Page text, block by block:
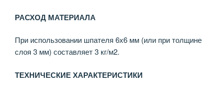
РАСХОД МАТЕРИАЛА
При использовании шпателя 6х6 мм (или при толщине
слоя 3 мм) составляет 3 кг/м2.
ТЕХНИЧЕСКИЕ ХАРАКТЕРИСТИКИ